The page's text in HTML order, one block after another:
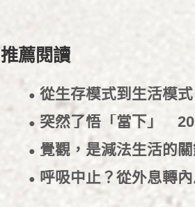
推薦閱讀
● 從生存模式到生活模
● 突然了悟「當下」
● 覺觀，是減法生活的
● 呼吸中止？從外息轉